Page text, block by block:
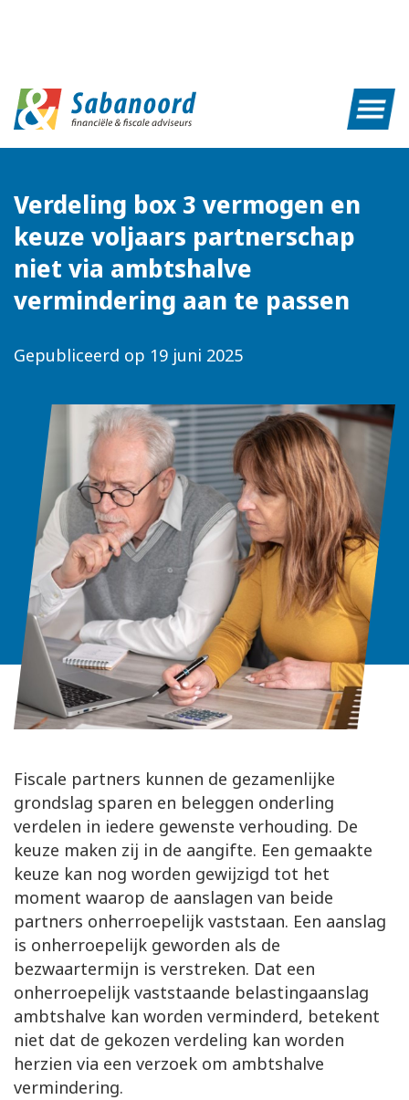
Verdeling box 3 vermogen en
keuze voljaars partnerschap
niet via ambtshalve
vermindering aan te passen
Gepubliceerd op 19 juni 2025
Fiscale partners kunnen de gezamenlijke
grondslag sparen en beleggen onderling
verdelen in iedere gewenste verhouding. De
keuze maken zij in de aangifte. Een gemaakte
keuze kan nog worden gewijzigd tot het
moment waarop de aanslagen van beide
partners onherroepelijk vaststaan. Een aanslag
is onherroepelijk geworden als de
bezwaartermijn is verstreken. Dat een
onherroepelijk vaststaande belastingaanslag
ambtshalve kan worden verminderd, betekent
niet dat de gekozen verdeling kan worden
herzien via een verzoek om ambtshalve
vermindering.